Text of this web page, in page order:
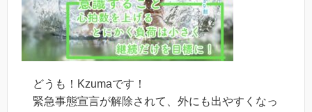
どうも！Kzumaです！
緊急事態宣言が解除されて、外にも出やすくなっ